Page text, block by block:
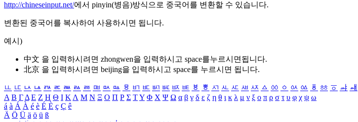
http://chineseinput.net/에서 pinyin(병음)방식으로 중국어를 변환할 수 있습니다.
변환된 중국어를 복사하여 사용하시면 됩니다.
예시)
中文 을 입력하시려면 zhongwen을 입력하시고 space를누르시면됩니다.
北京 을 입력하시려면 beijing을 입력하시고 space를 누르시면 됩니다.
ㅥ ㅦ ㅧ ㅨ ㅩ ㅪ ㅫ ㅬ ㅭ ㅮ ㅯ ㅰ ㅱ ㅲ ㅳ ㅴ ㅵ ㅶ ㅷ ㅸ ㅹ ㅺ ㅻ ㅼ ㅽ ㅾ ㅿ ㆀ ㆁ ㆂ ㆃ ㆄ ㆅ ㆆ ㆇ ㆈ
Α Β ΓΔ Ε Ζ Η Θ Ι ΚΛ Μ Ν Ξ Ο Π Ρ Σ ΤΥ Φ Χ Ψ Ω α β γ δ ε ζ η θ ι κ λ μ ν ξ ο π ρ σ τ υ φ χ ψ ω
á à Á À é è É È ç Ç ê
Ä Ö Ü ä ö ü ß